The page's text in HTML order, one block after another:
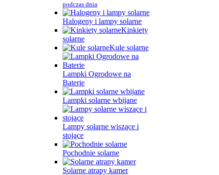
podczas dnia
Halogeny i lampy solarne
Kinkiety
solarne
Kule solarne
Lampki Ogrodowe na
Baterie
Lampki solarne wbijane
Lampy solarne wiszące i
stojące
Pochodnie solarne
Solarne atrapy kamer